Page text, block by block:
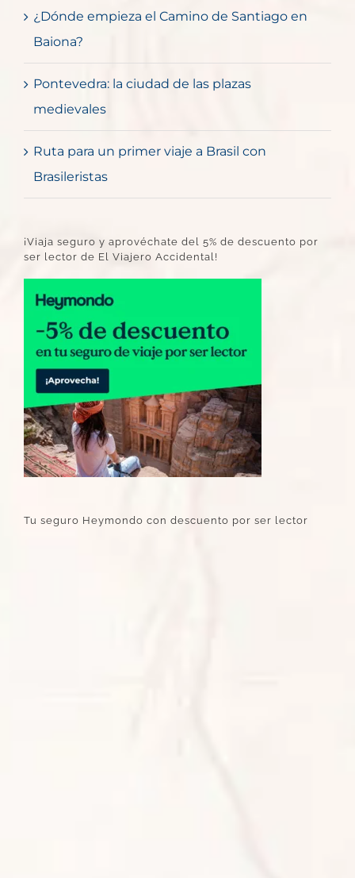
¿Dónde empieza el Camino de Santiago en
Baiona?
Pontevedra: la ciudad de las plazas
medievales
Ruta para un primer viaje a Brasil con
Brasileristas
¡Viaja seguro y aprovéchate del 5% de descuento por
ser lector de El Viajero Accidental!
Tu seguro Heymondo con descuento por ser lector